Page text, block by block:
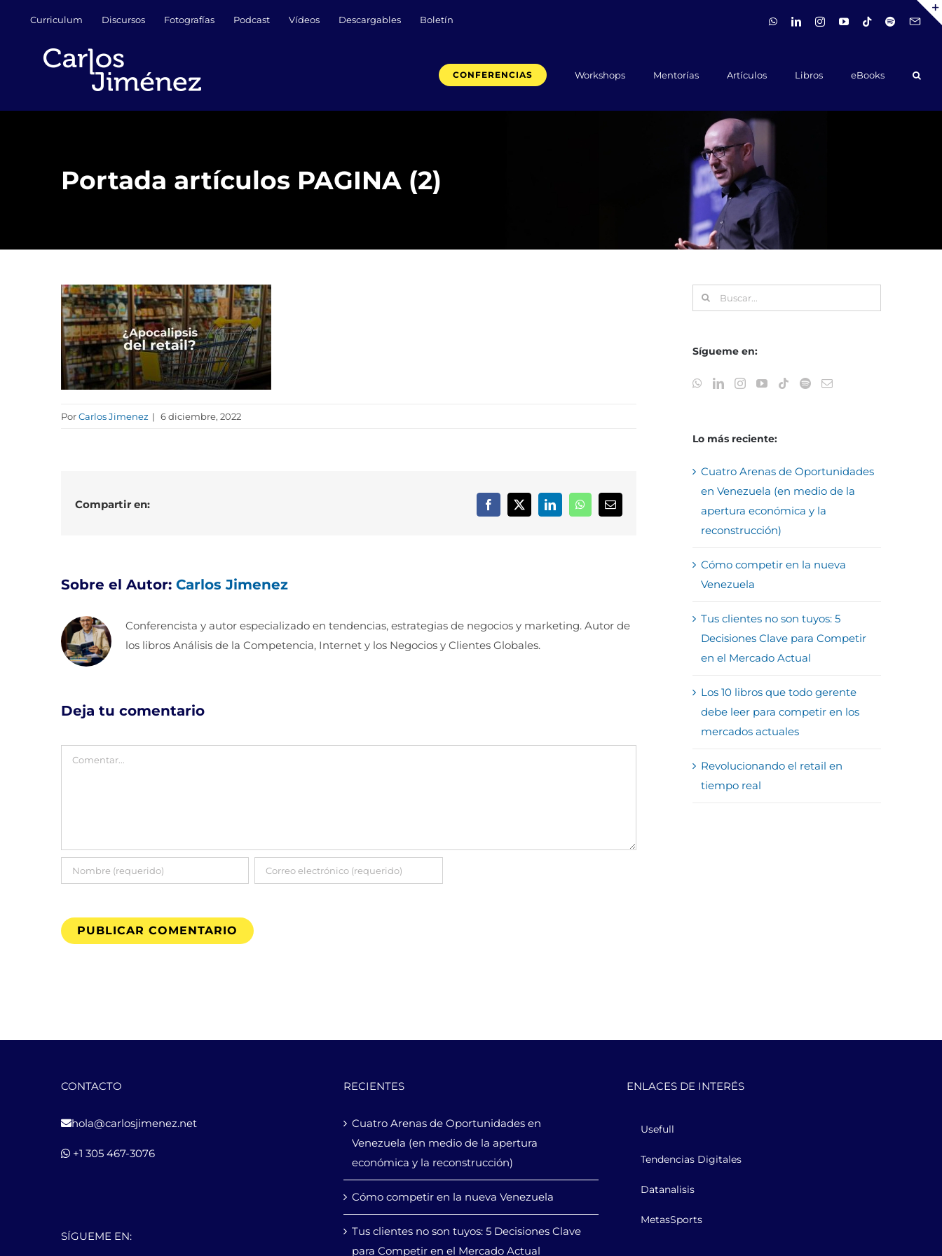
contenido
Curriculum Discursos Fotografías Podcast Vídeos Descargables Boletín WhatsApp
LinkedInInstagramYouTubeTiktokSpotify
CONFERENCIAS Workshops Mentorías Artículos Libros eBooks
Portada artículos PAGINA (2)
PorCarlos Jimenez | 6 diciembre, 2022
Compartir en: Facebook
X LinkedInWhatsAppCorreo
electrónico
Sobre el Autor: Carlos Jimenez
Conferencista y autor especializado en tendencias, estrategias de negocios y marketing. Autor de
los libros Análisis de la Competencia, Internet y los Negocios y Clientes Globales.
Deja tu comentario
Comentar
Buscar:
Sígueme en:
Lo más reciente:
Cuatro Arenas de Oportunidades
en Venezuela (en medio de la
apertura económica y la
reconstrucción)
Cómo competir en la nueva
Venezuela
Tus clientes no son tuyos: 5
Decisiones Clave para Competir
en el Mercado Actual
Los 10 libros que todo gerente
debe leer para competir en los
mercados actuales
Revolucionando el retail en
tiempo real
CONTACTO
hola@carlosjimenez.net
+1 305 467-3076
SÍGUEME EN:
RECIENTES
Cuatro Arenas de Oportunidades en
Venezuela (en medio de la apertura
económica y la reconstrucción)
Cómo competir en la nueva Venezuela
Tus clientes no son tuyos: 5 Decisiones Clave
para Competir en el Mercado Actual
ENLACES DE INTERÉS
Usefull
Tendencias Digitales
Datanalisis
MetasSports